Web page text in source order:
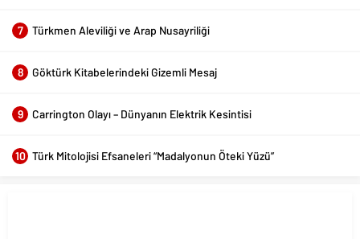
7 Türkmen Aleviliği ve Arap Nusayriliği
8 Göktürk Kitabelerindeki Gizemli Mesaj
9 Carrington Olayı – Dünyanın Elektrik Kesintisi
10 Türk Mitolojisi Efsaneleri “Madalyonun Öteki Yüzü”